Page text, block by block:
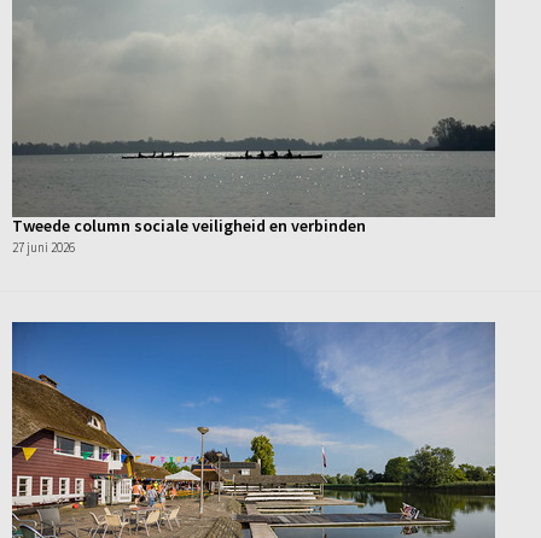
Tweede column sociale veiligheid en verbinden
27 juni 2026